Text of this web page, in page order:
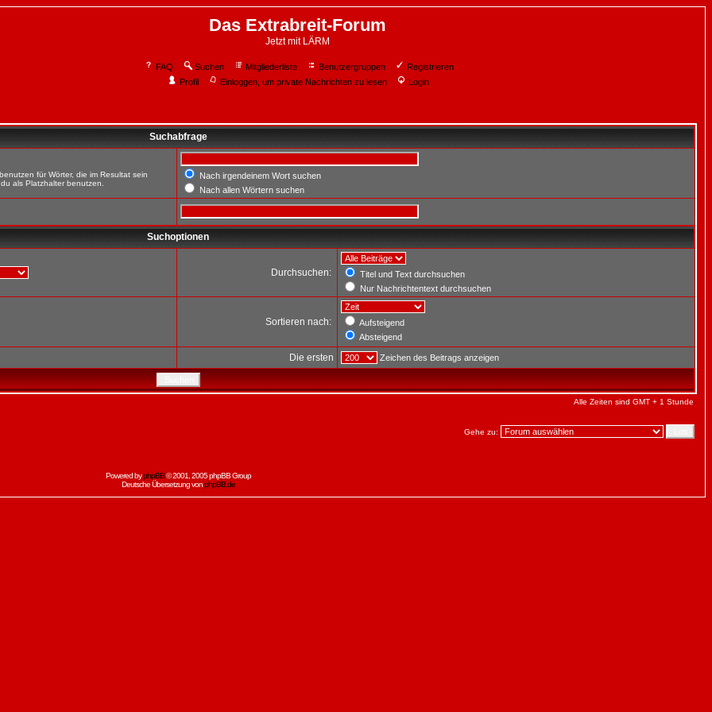
Das Extrabreit-Forum
Jetzt mit LÄRM
FAQ Suchen Mitgliederliste Benutzergruppen
Registrieren
Profil
Einloggen, um private Nachrichten zu lesen Login
Suchabfrage
für Wörter, die im Resultat sein
als Platzhalter benutzen.
Nach irgendeinem Wort suchen
Nach allen Wörtern suchen
Suchoptionen
Durchsuchen:
Titel und Text durchsuchen
Nur Nachrichtentext durchsuchen
Sortieren nach:
Aufsteigend
Absteigend
Die ersten Zeichen des Beitrags anzeigen
Alle Zeiten sind GMT + 1 Stunde
Gehe zu:
Powered byphpBB© 2001, 2005 phpBB Group
Deutsche Übersetzung vonphpBB.de